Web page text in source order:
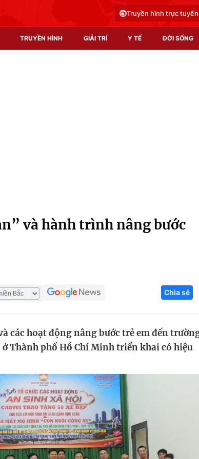
Truyền hình trực tuyến
TRUYỀN HÌNH GIẢI TRÍ Y TẾ ĐỜI SỐNG
Infographic
Tuyển sinh
Hitech Công
Thị trường
và hành trình nâng bước
Chia sẻ
các hoạt động nâng bước trẻ em đến
Thành phố Hồ Chí Minh triển khai có hiệu